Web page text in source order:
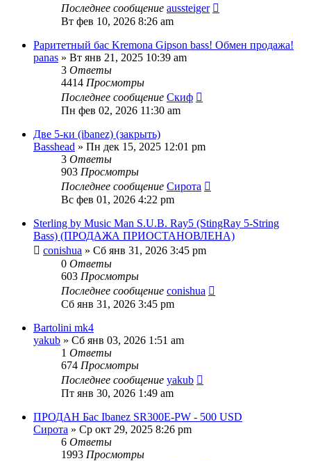
Последнее сообщение aussteiger
Вт фев 10, 2026 8:26 am
Раритетный бас Kremona Gipson bass! Обмен продажа!
panas » Вт янв 21, 2025 10:39 am
3 Ответы
4414 Просмотры
Последнее сообщение Скиф
Пн фев 02, 2026 11:30 am
Две 5-ки (ibanez) (закрыть)
Basshead » Пн дек 15, 2025 12:01 pm
3 Ответы
903 Просмотры
Последнее сообщение Сирота
Вс фев 01, 2026 4:22 pm
Sterling by Music Man S.U.B. Ray5 (StingRay 5-String
Bass) (ПРОДАЖА ПРИОСТАНОВЛЕНА)
conishua » Сб янв 31, 2026 3:45 pm
0 Ответы
603 Просмотры
Последнее сообщение conishua
Сб янв 31, 2026 3:45 pm
Bartolini mk4
yakub » Сб янв 03, 2026 1:51 am
1 Ответы
674 Просмотры
Последнее сообщение yakub
Пт янв 30, 2026 1:49 am
ПРОДАН Бас Ibanez SR300E-PW - 500 USD
Сирота » Ср окт 29, 2025 8:26 pm
6 Ответы
1993 Просмотры